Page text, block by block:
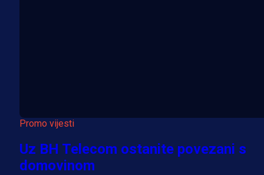
Promo vijesti
Uz BH Telecom ostanite povezani s
domovinom